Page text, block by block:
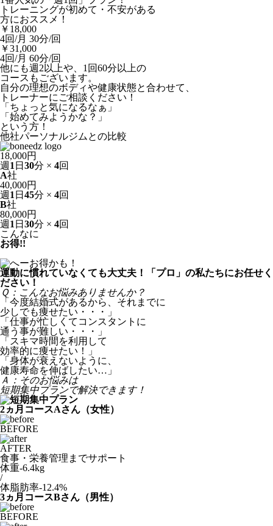
トレーニングが初めて・不安がある
方におススメ！
￥ 18,000
4回/月 30分/回
￥31,000
4回/月 60分/回
他にも週2以上や、1回60分以上の
コースもございます。
自分の理想のボディや健康状態と合わせて、
トレーナーにご相談ください！
「ちょっと気になるなぁ」
「始めてみようかな？」
という方！
他社パーソナルジムとの比較
18,000円
週 1 日 30分 × 4回
A社
40,000円
週 1 日 45分 × 4回
B社
80,000円
週 1 日 30分 × 4回
こんなに
お得!!
運動に慣れていなくても大丈夫！
「プロ」の私たちにお任せく
ださい！
Ｑ ： こ んなお悩みあ り ませんか？
「今度結婚式があるから、それまでに
少しでも痩せたい・・・」
「仕事が忙しくてコンスタントに
通う事が難しい・・・」
「スキマ時間を利用して
効率的に痩せたい！」
「身体が衰えないように、
健康寿命を伸ばしたい…」
Ａ ： そのお悩みは
短期集中プランで解決できます！
2ヵ月コースAさん（女性）
BEFORE
AFTER
食事・栄養管理までサポート
体重-6.4kg
/
体脂肪率-12.4%
3ヵ月コースBさん（男性）
BEFORE